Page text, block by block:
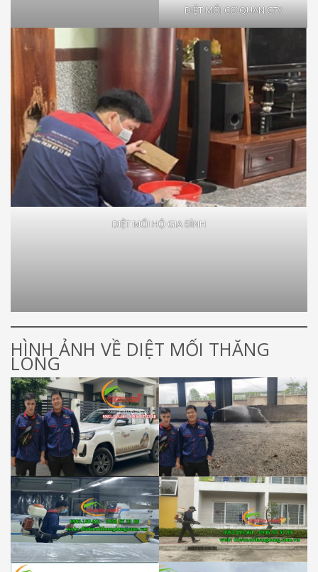
DIỆT MỐI CƠ QUAN CTY
DIỆT MỐI HỘ GIA ĐÌNH
HÌNH ẢNH VỀ DIỆT MỐI THĂNG
LONG